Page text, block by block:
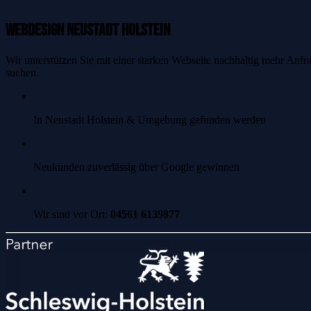
Webdesign Neustadt Holstein
Wir unterstützen Sie mit einer starken Webseite nachhaltig mehr
suchen.
In Neustadt Holstein & Umgebung gefunden werden
Neukunden zuverlässig über Google gewinnen
Wir sind vor Ort: 04561 6139877